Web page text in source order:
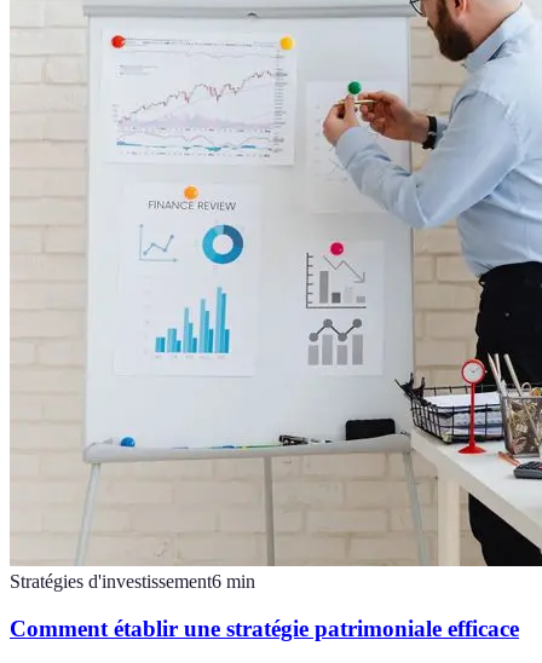
Stratégies d'investissement6 min
Comment établir une stratégie patrimoniale efficace